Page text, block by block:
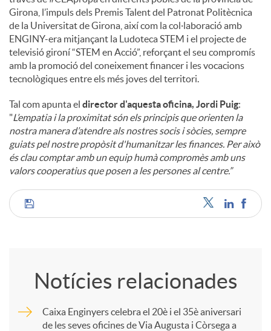
Girona, l’impuls dels Premis Talent del Patronat Politècnica
de la Universitat de Girona, així com la col·laboració amb
ENGINY-era mitjançant la Ludoteca STEM i el projecte de
televisió gironí “STEM en Acció”, reforçant el seu compromís
amb la promoció del coneixement financer i les vocacions
tecnològiques entre els més joves del territori.
Tal com apunta el director d'aquesta oficina, Jordi Puig:
"L’empatia i la proximitat són els principis que orienten la
nostra manera d’atendre als nostres socis i sòcies, sempre
guiats pel nostre propòsit d'humanitzar les finances. Per això
és clau comptar amb un equip humà compromès amb uns
valors cooperatius que posen a les persones al centre.”
C
Notícies relacionades
Caixa Enginyers celebra el 20è i el 35è aniversari
de les seves oficines de Via Augusta i Còrsega a